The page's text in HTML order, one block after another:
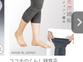
ココチのくらし雑貨店